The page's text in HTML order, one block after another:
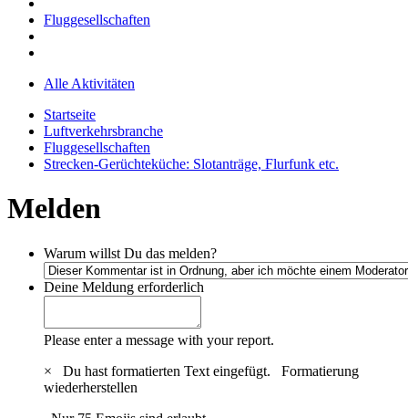
Fluggesellschaften
Alle Aktivitäten
Startseite
Luftverkehrsbranche
Fluggesellschaften
Strecken-Gerüchteküche: Slotanträge, Flurfunk etc.
Melden
Warum willst Du das melden?
Deine Meldung erforderlich
Please enter a message with your report.
×
Du hast formatierten Text eingefügt. Formatierung
wiederherstellen